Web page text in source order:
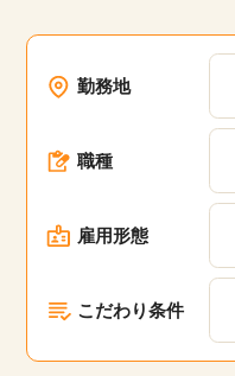
勤務地
職種
雇用形態
こだわり条件